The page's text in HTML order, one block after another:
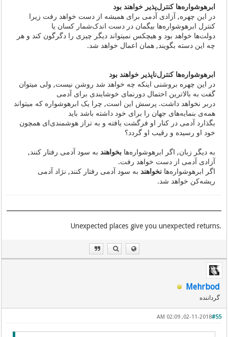
ابرهوشواره‌ها کنترل‌پذیر خواهند بود
در این چهره, آزادی آدمی برای همیشه از دست خواهد رفت زیرا
کنترل ابرهوشواره‌ها بیگمان در دست اندک‌شمار کسان یا
دولت‌ها خواهد بود و هیچکس نمیتواند دیگر چیزی را دگرگون کند و هر
چه این دسته بگویند, همان اعمال خواهد شد.
ابرهوشواره‌ها کنترل‌ناپذیر خواهند بود
در این چهره بروشنی اینکه چه خواهد شد روشن نیست, ولی میتوان
گفت به بالاترین احتمال دورنمای خوشایندی برای آدمی
دربر نخواهد داشت. پرسش این است, چرا یک ابرهوشواره ‌که میتواند
همه‌ی بنمایه‌های جهان را برای خود داشته باشد باید
بگذارد آدمی در کنار او فرگشت یافته و به تراز هوشمندی‌ای همچون
خود او رسیده و رقیب او گردد؟
به دیگر زبان, اگر ابرهوشواره‌هابخواهند به سود آدمی رفتار کنند,
آزادی آدمی از دست خواهد رفت.
اگر ابرهوشواره‌‌هانخواهند به سود آدمی رفتار کنند, نژاد آدمی
ریشه‌کن خواهد شد.
.Unexpected places give you unexpected returns
Mehrbod
گرداننده
#55
02-11-2018, 02:09 AM